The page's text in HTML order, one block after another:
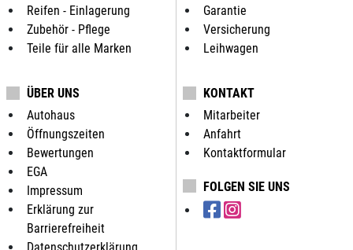
Reifen - Einlagerung
Zubehör - Pflege
Teile für alle Marken
Garantie
Versicherung
Leihwagen
ÜBER UNS
Autohaus
Öffnungszeiten
Bewertungen
EGA
Impressum
Erklärung zur
Barrierefreiheit
KONTAKT
Mitarbeiter
Anfahrt
Kontaktformular
FOLGEN SIE UNS